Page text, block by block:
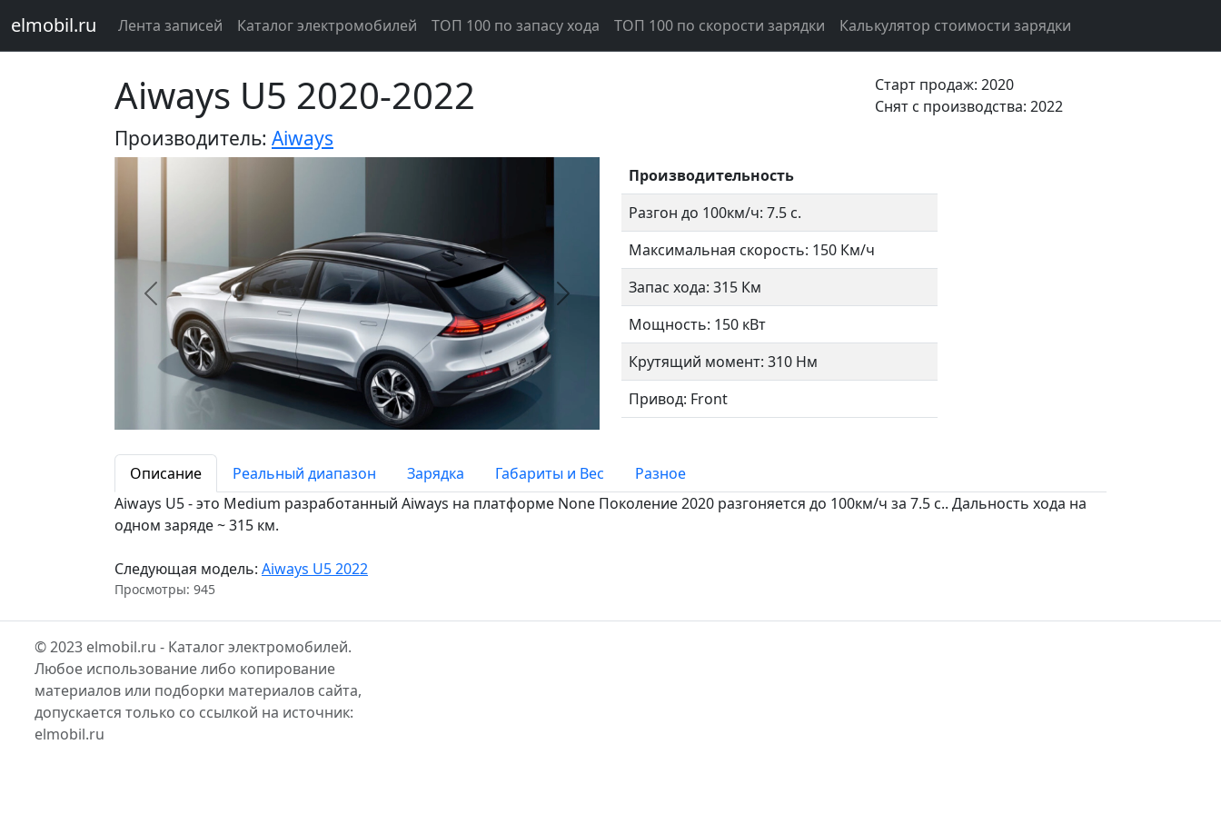
elmobil.ru Лента записей Каталог электромобилей ТОП 100 по запасу хода ТОП 100 по скорости зарядки Калькулятор стоимости зарядки
Aiways U5 2020-2022
Производитель: Aiways
Старт продаж: 2020
Cнят с производства: 2022
Предыдущий Следующий
Производительность
Разгон до 100км/ч: 7.5 с.
Максимальная скорость: 150 Км/ч
Запас хода: 315 Км
Мощность: 150 кВт
Крутящий момент: 310 Нм
Привод: Front
Описание Реальный диапазон Зарядка Габариты и Вес
Разное
Aiways U5 - это Medium разработанный Aiways на платформе None Поколение 2020 разгоняется до 100км/ч за 7.5 c.. Дальность хода на
одном заряде ~ 315 км.
Следующая модель: Aiways U5 2022
Просмотры: 945
© 2023 elmobil.ru - Каталог электромобилей.
Любое использование либо копирование
материалов или подборки материалов сайта,
допускается только со ссылкой на источник:
elmobil.ru